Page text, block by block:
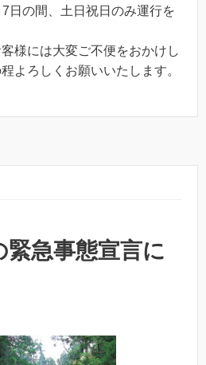
日の間、土日祝日のみ運行を
様には大変ご不便をおかけし
よろしくお願いいたします。
緊急事態宣言に